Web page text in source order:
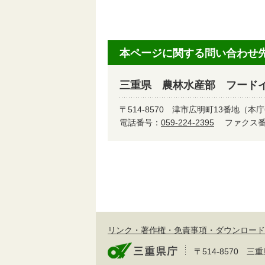
本ページに関する問い合わせ
三重県 農林水産部 フード
〒514-8570 津市広明町13番地（本庁
電話番号： 059-224-2395 ファクス
リンク・著作権・免責事項・ダウンロード
〒514-8570 三重